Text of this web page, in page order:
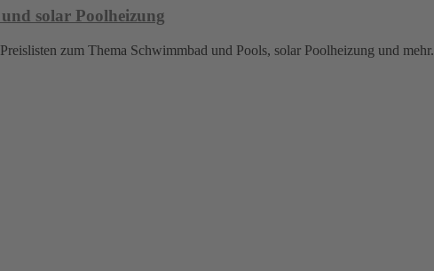
solar Poolheizung
zum Thema Schwimmbad und Pools, solar Poolheizung und mehr.